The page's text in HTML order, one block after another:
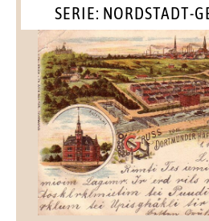
SERIE: NORDSTADT-